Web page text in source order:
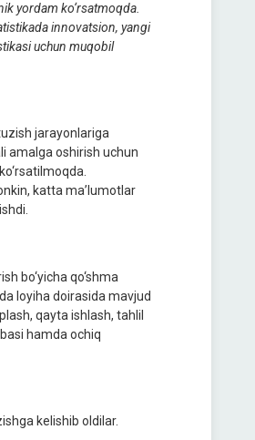
yordam ko‘rsatmoqda.
innovatsion, yangi
uchun muqobil
jarayonlariga
amalga oshirish uchun
katta ma’lumotlar
bo‘yicha qo‘shma
loyiha doirasida mavjud
qayta ishlash, tahlil
hamda ochiq
kelishib oldilar.